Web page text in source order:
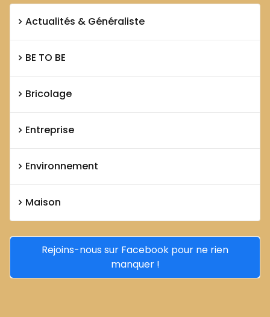
Actualités & Généraliste
BE TO BE
Bricolage
Entreprise
Environnement
Maison
Rejoins-nous sur Facebook pour ne rien
manquer !